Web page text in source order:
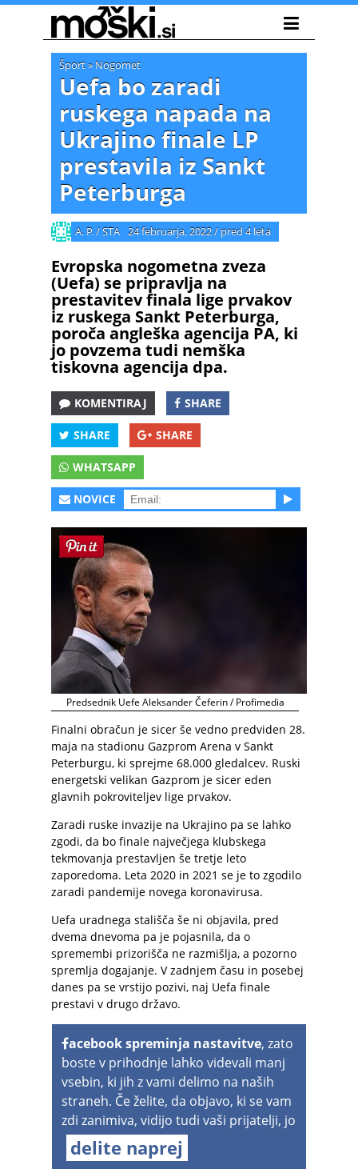
Šport» Nogomet
Uefa bo zaradi
ruskega napada na
Ukrajino finale LP
prestavila iz Sankt
Peterburga
A. P. / STA 24 februarja, 2022/ pred 4 leta
Evropska nogometna zveza
(Uefa) se pripravlja na
prestavitev finala lige prvakov
iz ruskega Sankt Peterburga,
poroča angleška agencija PA, ki
jo povzema tudi nemška
tiskovna agencija dpa.
KOMENTIRAJ SHARE
SHARE SHARE
WHATSAPP
NOVICE
Predsednik Uefe Aleksander Čeferin / Profimedia
Finalni obračun je sicer še vedno predviden 28.
maja na stadionu Gazprom Arena v Sankt
Peterburgu, ki sprejme 68.000 gledalcev. Ruski
energetski velikan Gazprom je sicer eden
glavnih pokroviteljev lige prvakov.
Zaradi ruske invazije na Ukrajino pa se lahko
zgodi, da bo finale največjega klubskega
tekmovanja prestavljen še tretje leto
zaporedoma. Leta 2020 in 2021 se je to zgodilo
zaradi pandemije novega koronavirusa.
Uefa uradnega stališča še ni objavila, pred
dvema dnevoma pa je pojasnila, da o
spremembi prizorišča ne razmišlja, a pozorno
spremlja dogajanje. V zadnjem času in posebej
danes pa se vrstijo pozivi, naj Uefa finale
prestavi v drugo državo.
acebook spreminja nastavitve, zato
boste v prihodnje lahko videvali manj
vsebin, ki jih z vami delimo na naših
straneh. Če želite, da objavo, ki se vam
zdi zanimiva, vidijo tudi vaši prijatelji, jo
delite naprej